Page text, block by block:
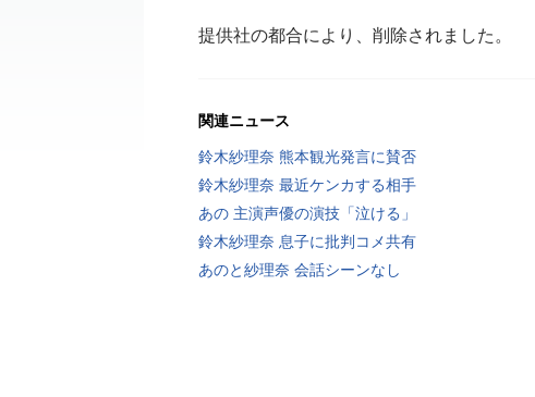
提供社の都合により、削除されました。
関連ニュース
鈴木紗理奈 熊本観光発言に賛否
鈴木紗理奈 最近ケンカする相手
あの 主演声優の演技「泣ける」
鈴木紗理奈 息子に批判コメ共有
あのと紗理奈 会話シーンなし